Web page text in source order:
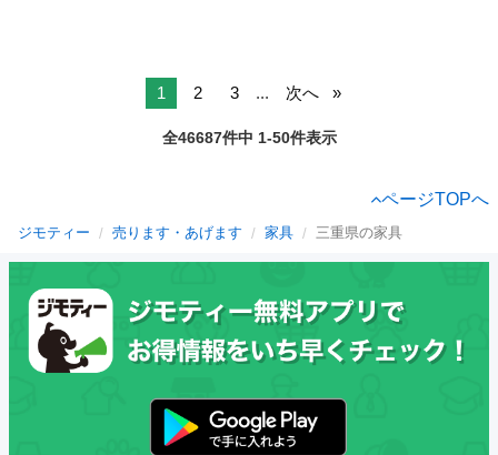
1 2 3 ... 次へ
全46687件中 1-50件表示
ページTOPへ
ジモティー 売ります・あげます 家具 三重県の家具